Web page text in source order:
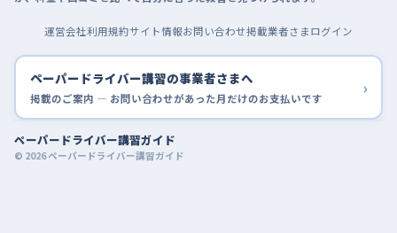
運営会社利用規約サイト情報お問い合わせ掲載業者さまログイン
ペーパードライバー講習の事業者さまへ
掲載のご案内 — お問い合わせがあった月だけのお支払いです ›
ペーパードライバー講習ガイド
© 2026 ペーパードライバー講習ガイド